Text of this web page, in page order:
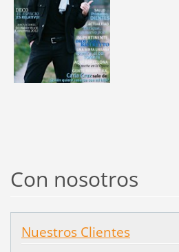
Con nosotros
Nuestros Clientes